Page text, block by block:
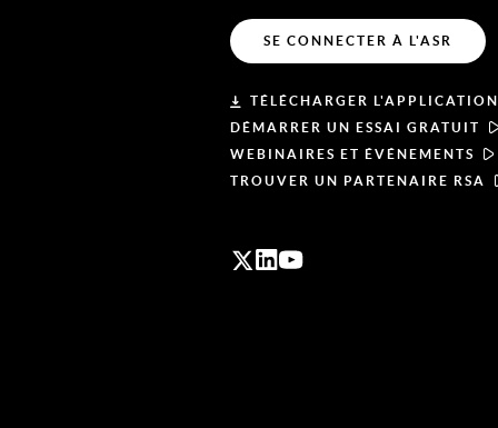
SE CONNECTER À L'ASR
TÉLÉCHARGER
DÉMARRER UN ESSAI GRATUIT
WEBINAIRES ET ÉVÉNEMENTS
TROUVER UN PARTENAIRE RSA